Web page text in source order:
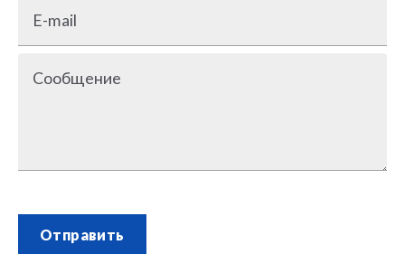
E-mail
Сообщение
Отправить